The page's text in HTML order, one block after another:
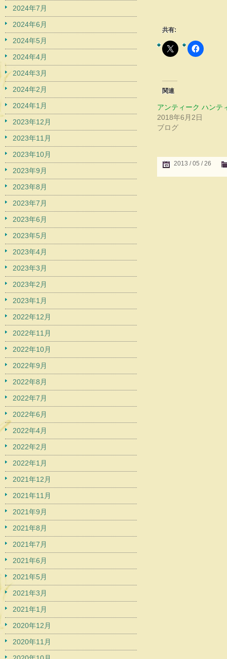
共有:
関連
アンティーク ハンテ
2018年6月2日
ブログ
2013 / 05 / 26
2024年7月
2024年6月
2024年5月
2024年4月
2024年3月
2024年2月
2024年1月
2023年12月
2023年11月
2023年10月
2023年9月
2023年8月
2023年7月
2023年6月
2023年5月
2023年4月
2023年3月
2023年2月
2023年1月
2022年12月
2022年11月
2022年10月
2022年9月
2022年8月
2022年7月
2022年6月
2022年4月
2022年2月
2022年1月
2021年12月
2021年11月
2021年9月
2021年8月
2021年7月
2021年6月
2021年5月
2021年3月
2021年1月
2020年12月
2020年11月